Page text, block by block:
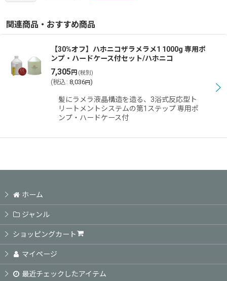
関連商品・おすすめ商品
【30%オフ】ハホニコザラメラメ1 1000g 専用ポ
ンプ・ハードケース付セット/ハホニコ
7,305円 (税別)
(税込 : 8,036円)
髪にラメラ液晶構造を造る、3浴式反応型ト
リートメントシステムの第1ステップ 専用ポ
ンプ・ハードケース付
ホーム
ジャンル
ショッピングカート
マイページ
最近チェックしたアイテム